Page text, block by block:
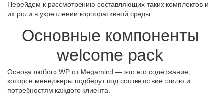
Перейдем к рассмотрению составляющих таких комплектов и
их роли в укреплении корпоративной среды.
Основные компоненты
welcome pack
Основа любого WP от Megamind — это его содержание,
которое менеджеры подберут под соответствие стилю и
потребностям каждого клиента.